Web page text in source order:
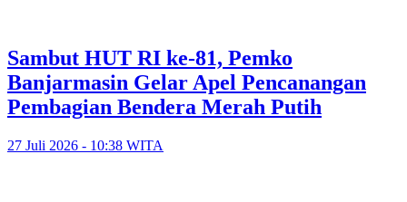
Sambut HUT RI ke-81, Pemko
Banjarmasin Gelar Apel Pencanangan
Pembagian Bendera Merah Putih
27 Juli 2026 - 10:38 WITA